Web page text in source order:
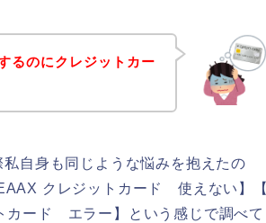
るのにクレジットカー
自身も同じような悩みを抱えたの
クレジットカード 使えない】【
ード エラー】という感じで調べて